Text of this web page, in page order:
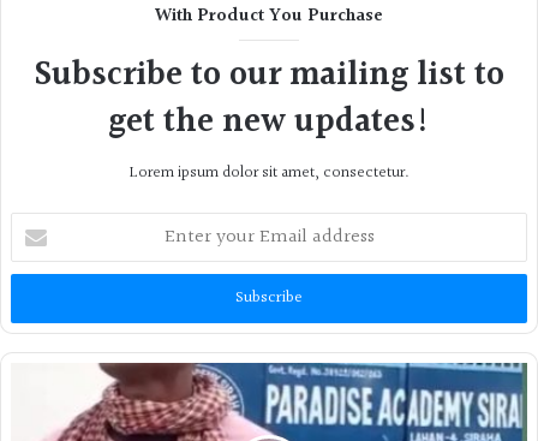
With Product You Purchase
Subscribe to our mailing list to
get the new updates!
Lorem ipsum dolor sit amet, consectetur.
Enter
your
Email